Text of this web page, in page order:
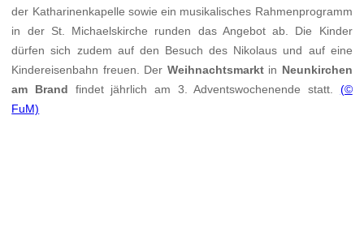
der Katharinenkapelle sowie ein musikalisches Rahmenprogramm
in der St. Michaelskirche runden das Angebot ab. Die Kinder
dürfen sich zudem auf den Besuch des Nikolaus und auf eine
Kindereisenbahn freuen. Der Weihnachtsmarktin Neunkirchen
am Brand findet jährlich am 3. Adventswochenende statt. (©
FuM)